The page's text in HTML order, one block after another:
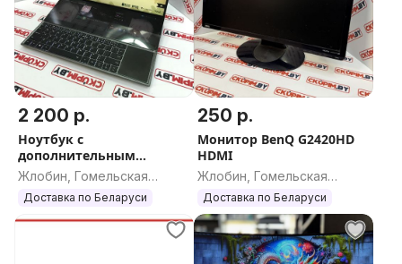
2 200 р.
Ноутбук с
дополнительным
сенсорным экраном
РАССРОЧКА ОНЛАЙН
Жлобин, Гомельская
область
Доставка по Беларуси
250 р.
Монитор BenQ G2420HD
HDMI
Жлобин, Гомельская
область
Доставка по Беларуси